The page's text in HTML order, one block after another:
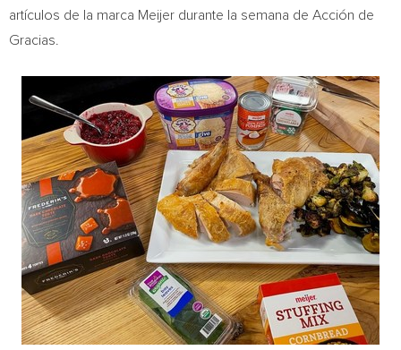
artículos de la marca Meijer durante la semana de Acción de
Gracias.